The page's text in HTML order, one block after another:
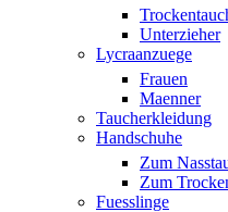
Unterzieher
Lycraanzuege
Frauen
Maenner
Taucherkleidung
Handschuhe
Zum
Zum
Fuesslinge